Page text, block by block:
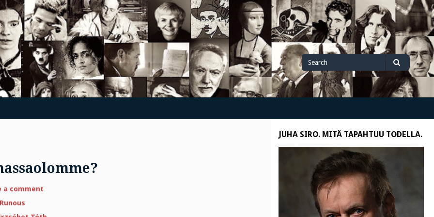
Search
for
Search
a commenton
Runous
JUHA SIRO. MITÄ TAPAHTUU TODELLA.